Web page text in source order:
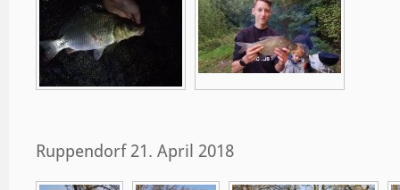
Ruppendorf 21. April 2018